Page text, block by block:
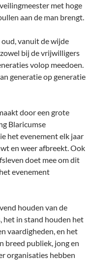
met hoge
aan de man brengt.
vanuit de wijde
bij de vrijwilligers
volop meedoen.
generatie op generatie
door een grote
Blaricumse
het evenement elk jaar
en weer afbreekt. Ook
doet mee om dit
evenement
houden van de
het in stand houden het
vaardigheden, en het
breed publiek, jong en
organisaties hebben